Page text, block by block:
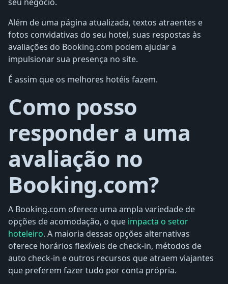
Além de uma página atualizada, textos atraentes e
fotos convidativas do seu hotel, suas respostas às
avaliações do Booking.com podem ajudar a
impulsionar sua presença no site.
É assim que os melhores hotéis fazem.
Como posso
responder a uma
avaliação no
Booking.com?
A Booking.com oferece uma ampla variedade de
opções de acomodação, o que impacta o setor
hoteleiro. A maioria dessas opções alternativas
oferece horários flexíveis de check-in, métodos de
auto check-in e outros recursos que atraem viajantes
que preferem fazer tudo por conta própria.